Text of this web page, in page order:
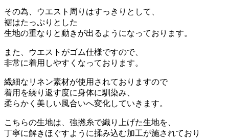
その為、ウエスト周りはすっきりとして、
裾はたっぷりとした
生地の重なりと動きが出るようになっております。
また、ウエストがゴム仕様ですので、
非常に着用しやすくなっております。
繊細なリネン素材が使用されておりますので
着用を繰り返す度に身体に馴染み、
柔らかく美しい風合いへ変化していきます。
こちらの生地は、強撚糸で織り上げた生地を、
丁寧に解きほぐすように揉み込む加工が施されており